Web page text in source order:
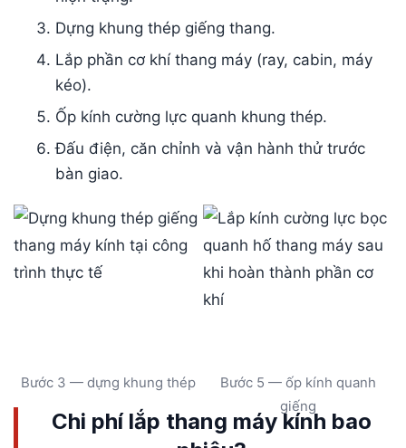
Dựng khung thép giếng thang.
Lắp phần cơ khí thang máy (ray, cabin, máy
kéo).
Ốp kính cường lực quanh khung thép.
Đấu điện, căn chỉnh và vận hành thử trước
bàn giao.
Bước 3 — dựng khung thép
Bước 5 — ốp kính quanh
giếng
Chi phí lắp thang máy kính bao